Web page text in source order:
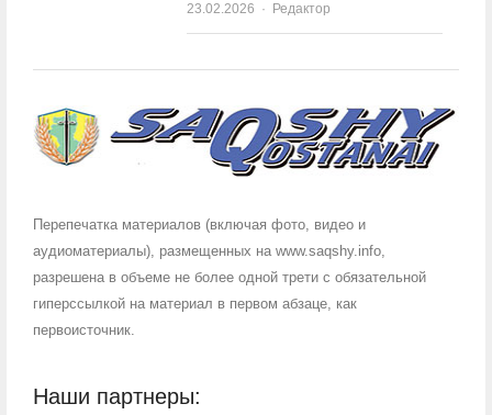
23.02.2026 Author
Редактор
Перепечатка материалов (включая фото, видео и
аудиоматериалы), размещенных на www.saqshy.info,
разрешена в объеме не более одной трети с обязательной
гиперссылкой на материал в первом абзаце, как
первоисточник.
Наши партнеры: